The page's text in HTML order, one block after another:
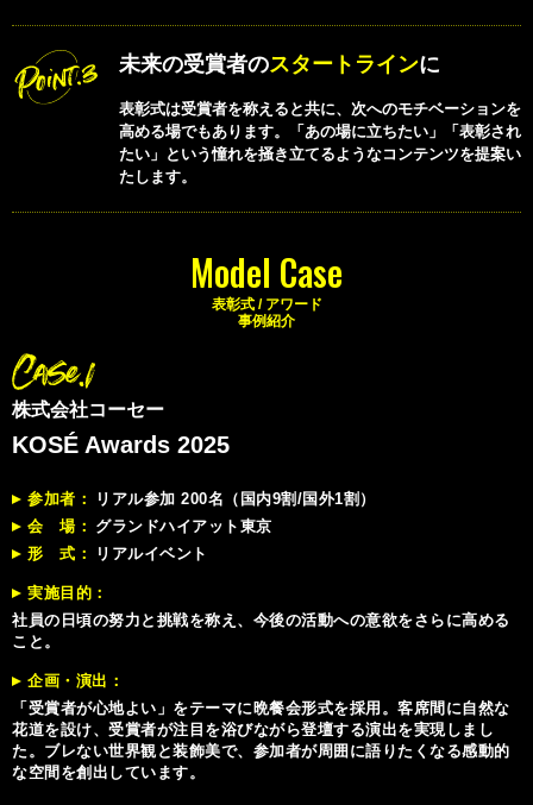
未来の受賞者のスタートラインに
表彰式は受賞者を称えると共に、次へのモチベーションを
高める場でもあります。「あの場に立ちたい」「表彰され
たい」という憧れを掻き立てるようなコンテンツを提案い
たします。
表彰式 / アワード
事例紹介
Model Case
KOSÉ Awards 2025
株式会社コーセー
参加者
リアル参加 200名（国内9割/国外1割）
会 場
グランドハイアット東京
形 式
リアルイベント
実施目的
社員の日頃の努力と挑戦を称え、今後の活動への意欲をさらに高める
こと。
企画・演出
「受賞者が心地よい」をテーマに晩餐会形式を採用。客席間に自然な
花道を設け、受賞者が注目を浴びながら登壇する演出を実現しまし
た。ブレない世界観と装飾美で、参加者が周囲に語りたくなる感動的
な空間を創出しています。